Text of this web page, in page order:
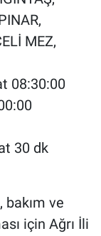
MEZ,
08:30:00
30 dk
bakım ve
için Ağrı İli